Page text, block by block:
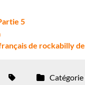
5
de rockabilly
Catégorie